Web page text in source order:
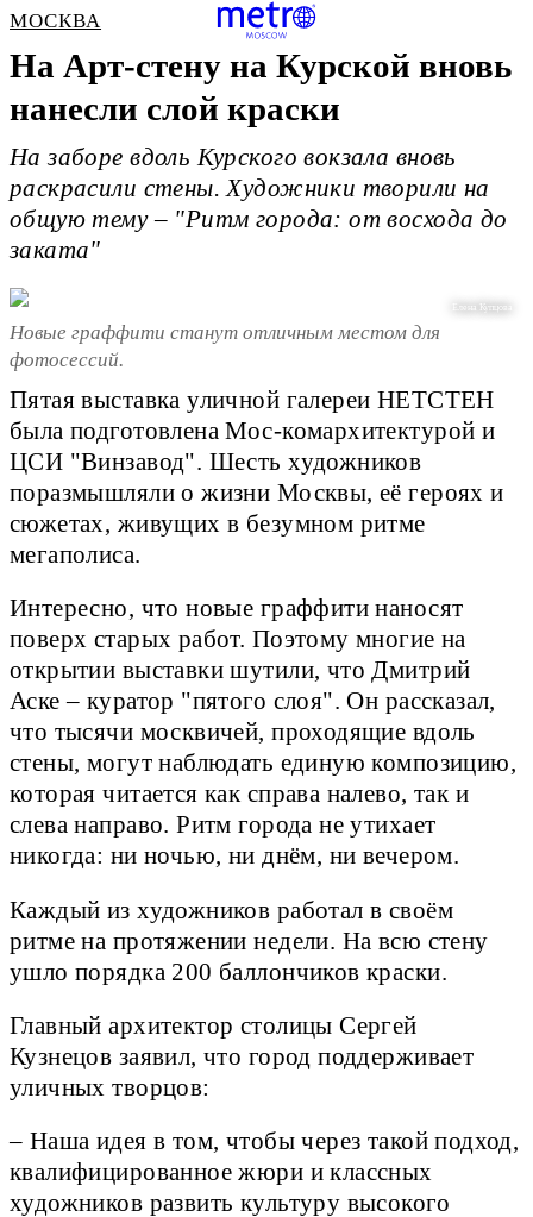
МОСКВА
На Арт-стену на Курской вновь
нанесли слой краски
На заборе вдоль Курского вокзала вновь
раскрасили стены. Художники творили на
общую тему – "Ритм города: от восхода до
заката"
Елена Купцова
Новые граффити станут отличным местом для
фотосессий.
Пятая выставка уличной галереи НЕТСТЕН
была подготовлена Мос-комархитектурой и
ЦСИ "Винзавод". Шесть художников
поразмышляли о жизни Москвы, её героях и
сюжетах, живущих в безумном ритме
мегаполиса.
Интересно, что новые граффити наносят
поверх старых работ. Поэтому многие на
открытии выставки шутили, что Дмитрий
Аске – куратор "пятого слоя". Он рассказал,
что тысячи москвичей, проходящие вдоль
стены, могут наблюдать единую композицию,
которая читается как справа налево, так и
слева направо. Ритм города не утихает
никогда: ни ночью, ни днём, ни вечером.
Каждый из художников работал в своём
ритме на протяжении недели. На всю стену
ушло порядка 200 баллончиков краски.
Главный архитектор столицы Сергей
Кузнецов заявил, что город поддерживает
уличных творцов:
– Наша идея в том, чтобы через такой подход,
квалифицированное жюри и классных
художников развить культуру высокого